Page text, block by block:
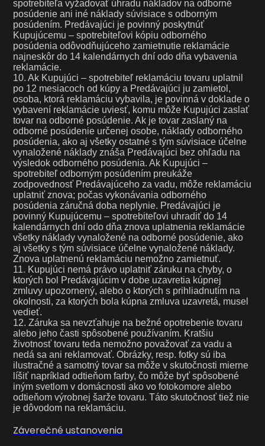
spotrebiteľa vyžadovať úhradu nákladov na odborné
posúdenie ani iné náklady súvisiace s odborným
posúdením. Predávajúci je povinný poskytnúť
Kupujúcemu – spotrebiteľovi kópiu odborného
posúdenia odôvodňujúceho zamietnutie reklamácie
najneskôr do 14 kalendárnych dní odo dňa vybavenia
reklamácie.
10. Ak Kupujúci – spotrebiteľ reklamáciu tovaru uplatnil
po 12 mesiacoch od kúpy a Predávajúci ju zamietol,
osoba, ktorá reklamáciu vybavila, je povinná v doklade o
vybavení reklamácie uviesť, komu môže Kupujúci zaslať
tovar na odborné posúdenie. Ak je tovar zaslaný na
odborné posúdenie určenej osobe, náklady odborného
posúdenia, ako aj všetky ostatné s tým súvisiace účelne
vynaložené náklady znáša Predávajúci bez ohľadu na
výsledok odborného posúdenia. Ak Kupujúci –
spotrebiteľ odborným posúdením preukáže
zodpovednosť Predávajúceho za vadu, môže reklamáciu
uplatniť znova; počas vykonávania odborného
posúdenia záručná doba neplynie. Predávajúci je
povinný Kupujúcemu – spotrebiteľovi uhradiť do 14
kalendárnych dní odo dňa znova uplatnenia reklamácie
všetky náklady vynaložené na odborné posúdenie, ako
aj všetky s tým súvisiace účelne vynaložené náklady.
Znova uplatnenú reklamáciu nemožno zamietnuť.
11. Kupujúci nemá právo uplatniť záruku na chyby, o
ktorých bol Predávajúcim v dobe uzavretia kúpnej
zmluvy upozornený, alebo o ktorých s prihliadnutím na
okolnosti, za ktorých bola kúpna zmluva uzavretá, musel
vedieť.
12. Záruka sa nevzťahuje na bežné opotrebenie tovaru
alebo jeho časti spôsobené používaním. Kratšiu
životnosť tovaru teda nemožno považovať za vadu a
nedá sa ani reklamovať. Obrázky, resp. fotky sú iba
ilustračné a samotný tovar sa môže v skutočnosti mierne
líšiť napríklad odtieňom farby, čo môže byť spôsobené
iným svetlom v domácnosti ako vo fotokomore alebo
odtieňom výrobnej šarže tovaru. Táto skutočnosť tiež nie
je dôvodom na reklamáciu.
Záverečné ustanovenia